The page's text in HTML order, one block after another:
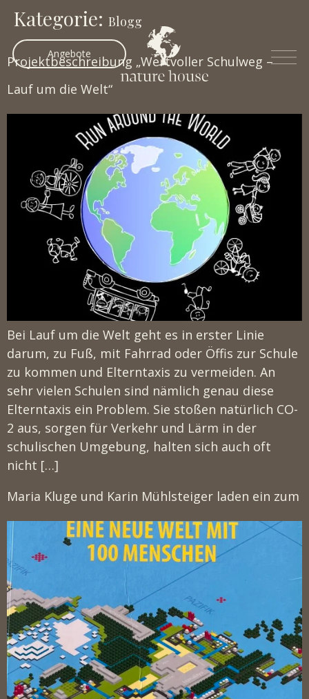
Angebote
Kategorie: Blogg
Projektbeschreibung „Wertvoller Schulweg –
Lauf um die Welt“
Bei Lauf um die Welt geht es in erster Linie
darum, zu Fuß, mit Fahrrad oder Öffis zur Schule
zu kommen und Elterntaxis zu vermeiden. An
sehr vielen Schulen sind nämlich genau diese
Elterntaxis ein Problem. Sie stoßen natürlich CO-
2 aus, sorgen für Verkehr und Lärm in der
schulischen Umgebung, halten sich auch oft
nicht […]
Maria Kluge und Karin Mühlsteiger laden ein zum